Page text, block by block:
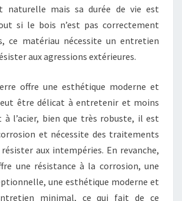
naturelle mais sa durée de vie est
si le bois n’est pas correctement
ce matériau nécessite un entretien
aux agressions extérieures.
offre une esthétique moderne et
être délicat à entretenir et moins
à l’acier, bien que très robuste, il est
et nécessite des traitements
aux intempéries. En revanche,
une résistance à la corrosion, une
une esthétique moderne et
minimal, ce qui fait de ce